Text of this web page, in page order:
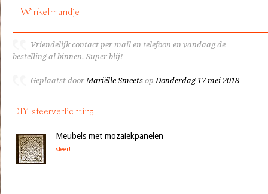
Winkelmandje
Vriendelijk contact per mail en telefoon en vandaag de
bestelling al binnen. Super blij!
Geplaatst doorMariëlle Smeets opDonderdag 17 mei 2018
DIY sfeerverlichting
Meubels met mozaiekpanelen
sfeer!